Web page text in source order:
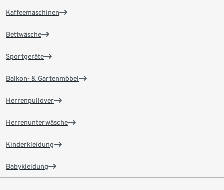
Kaffeemaschinen
Bettwäsche
Sportgeräte
Balkon- & Gartenmöbel
Herrenpullover
Herrenunterwäsche
Kinderkleidung
Babykleidung